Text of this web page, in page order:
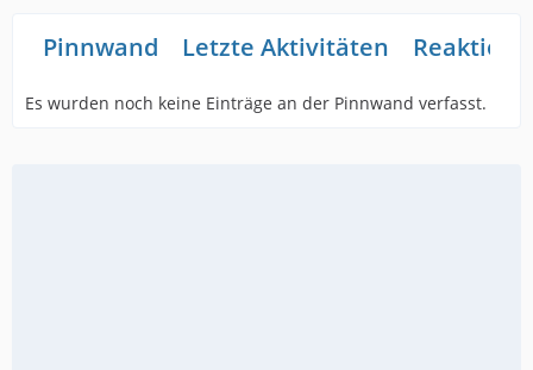
Pinnwand Letzte Aktivitäten
Es wurden noch keine Einträge an der Pinnwand verfasst.